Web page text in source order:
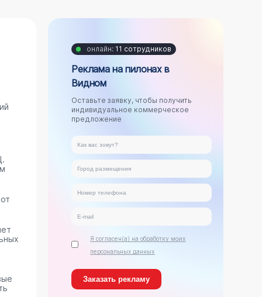
онлайн: 11 сотрудников
Реклама на пилонах в
Видном
Оставьте заявку, чтобы получить
индивидуальное коммерческое
предложение
Я согласен(а) на обработку моих
персональных данных